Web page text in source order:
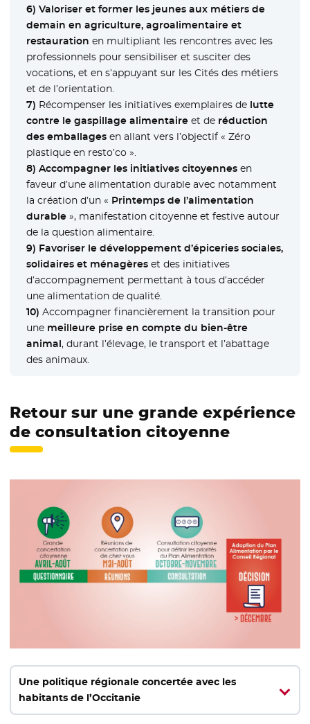
6) Valoriser et former les jeunes aux métiers de
demain en agriculture, agroalimentaire et
restauration en multipliant les rencontres avec les
professionnels pour sensibiliser et susciter des
vocations, et en s’appuyant sur les Cités des métiers
et de l’orientation.
7) Récompenser les initiatives exemplaires de lutte
contre le gaspillage alimentaire et de réduction
des emballages en allant vers l’objectif « Zéro
plastique en resto’co ».
8) Accompagner les initiatives citoyennes en
faveur d’une alimentation durable avec notamment
la création d’un « Printemps de l’alimentation
durable », manifestation citoyenne et festive autour
de la question alimentaire.
9) Favoriser le développement d’épiceries sociales,
solidaires et ménagères et des initiatives
d’accompagnement permettant à tous d’accéder
une alimentation de qualité.
10) Accompagner financièrement la transition pour
une meilleure prise en compte du bien-être
animal, durant l’élevage, le transport et l’abattage
des animaux.
Retour sur une grande expérience
de consultation citoyenne
Une politique régionale concertée avec les
habitants de l’Occitanie